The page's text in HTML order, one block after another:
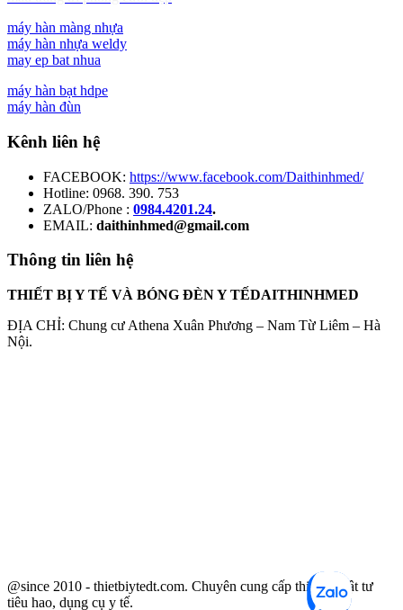
máy hàn màng nhựa
máy hàn nhựa weldy
may ep bat nhua
máy hàn bạt hdpe
máy hàn đùn
Kênh liên hệ
FACEBOOK: https://www.facebook.com/Daithinhmed/
Hotline: 0968. 390. 753
ZALO/Phone : 0984.4201.24.
EMAIL: daithinhmed@gmail.com
Thông tin liên hệ
THIẾT BỊ Y TẾ VÀ BÓNG ĐÈN Y TẾDAITHINHMED
ĐỊA CHỈ: Chung cư Athena Xuân Phương – Nam Từ Liêm – Hà
Nội.
@since 2010 - thietbiytedt.com. Chuyên cung cấp thiết bị, vật tư
tiêu hao, dụng cụ y tế.